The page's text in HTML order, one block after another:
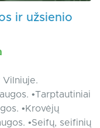
ir užsienio
Vilniuje.
•Tarptautiniai
•Krovėjų
•Seifų, seifinių